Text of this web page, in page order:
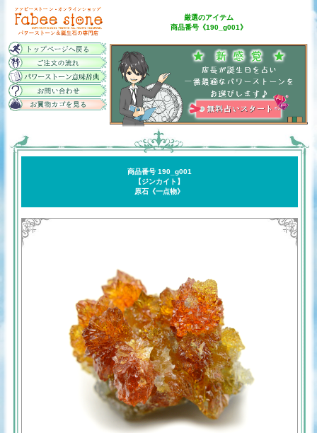
厳選のアイテム
商品番号《190_g001》
商品番号 190_g001
【ジンカイト】
原石《一点物》